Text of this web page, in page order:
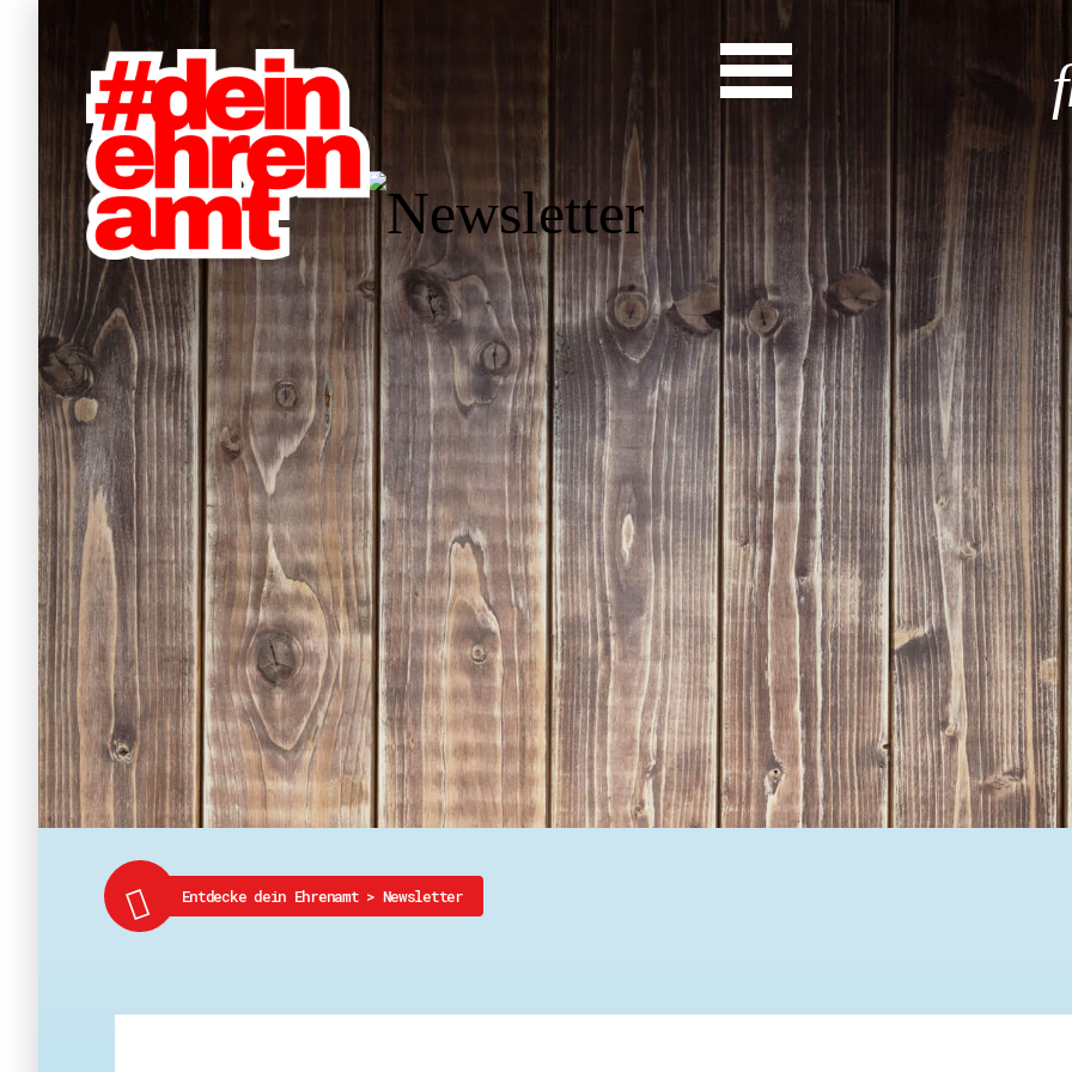
Start
Entdecke dein
News
Veranstaltungen
Rückblicke
Newsletter
Die LandesEhrenamtsagentur
Publikationen
Ansprechpartner
Ehrenamt hat viele
Finde dein
Ehrenamtssuchmaschine
Freiwilliges Soziales
Koordinierungszentren für
Engagierte Stadt
Freiwilligendienste
Freiwilligentage
Hessen hilft Ukraine
Zeig uns dein
Wettbewerb |
Wettbewerb | 80 Jahre
8 Vereine x 80 Jahre x
Crowdfunding - Viele
Entdecke dein Ehrenamt > Newsletter